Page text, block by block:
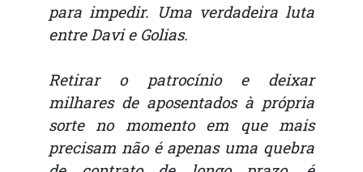
para impedir. Uma verdadeira luta
entre Davi e Golias.
Retirar o patrocínio e deixar
milhares de aposentados à própria
sorte no momento em que mais
precisam não é apenas uma quebra